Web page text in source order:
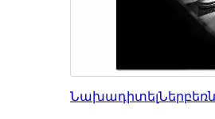
Նախադիտել